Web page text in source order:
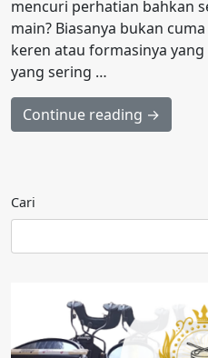
mencuri perhatian bahkan
main? Biasanya bukan
keren atau formasinya
yang sering …
Continue reading →
Cari